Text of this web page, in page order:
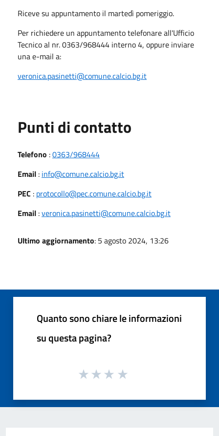
Riceve su appuntamento il martedì pomeriggio.
Per richiedere un appuntamento telefonare all'Ufficio
Tecnico al nr. 0363/968444 interno 4, oppure inviare
una e-mail a:
veronica.pasinetti@comune.calcio.bg.it
Punti di contatto
Telefono :0363/968444
Email : info@comune.calcio.bg.it
PEC : protocollo@pec.comune.calcio.bg.it
Email :veronica.pasinetti@comune.calcio.bg.it
Ultimo aggiornamento: 5 agosto 2024, 13:26
Quanto sono chiare le informazioni
su questa pagina?